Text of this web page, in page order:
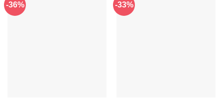
-36% -33%